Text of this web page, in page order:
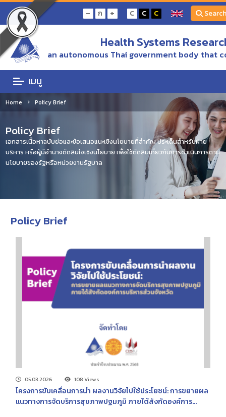
- ก + C C C Search
Health Systems
an autonomous Thai government body that
เมนู
Home Policy Brief
Policy Brief
เอกสารเนื้อหาฉบับย่อและข้อเสนอแนะเชิงนโยบายที่สำคัญ ประเด็นสำหรับฝ่าย
บริหาร หรือผู้มีอำนาจตัดสินใจเชิงนโยบาย เพื่อใช้ตัดสินเกี่ยวกับการดำเนินการตาม
นโยบายของรัฐหรือหน่วยงานรัฐบาล
Policy Brief
05.03.2026 108 Views
โครงการขับเคลื่อนการนำ ผลงานวิจัยไปใช้ประโยชน์: การขยายผล
แนวทางการจัดบริการสุขภาพปฐมภูมิ ภายใต้สังกัดองค์การ